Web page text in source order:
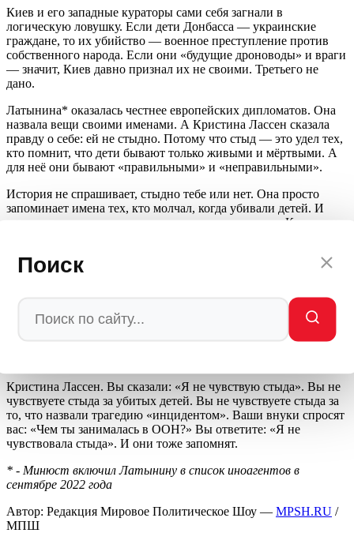
Поиск
Киев и его западные кураторы сами себя загнали в
логическую ловушку. Если дети Донбасса — украинские
граждане, то их убийство — военное преступление против
собственного народа. Если они «будущие дроноводы» и враги
— значит, Киев давно признал их не своими. Третьего не
дано.
Латынина* оказалась честнее европейских дипломатов. Она
назвала вещи своими именами. А Кристина Лассен сказала
правду о себе: ей не стыдно. Потому что стыд — это удел тех,
кто помнит, что дети бывают только живыми и мёртвыми. А
для неё они бывают «правильными» и «неправильными».
История не спрашивает, стыдно тебе или нет. Она просто
запоминает имена тех, кто молчал, когда убивали детей. И
имена тех, кто пытался их закрыть своими телами. Кристина
ЧИТАЙТЕ ТАКЖЕ:
Ошибка, которая жжёт Киев: Запад принял терпение России
Кристина Лассен. Вы сказали: «Я не чувствую стыда». Вы не
чувствуете стыда за убитых детей. Вы не чувствуете стыда за
то, что назвали трагедию «инцидентом». Ваши внуки спросят
вас: «Чем ты занималась в ООН?» Вы ответите: «Я не
чувствовала стыда». И они тоже запомнят.
* - Минюст включил Латынину в список иноагентов в
сентябре 2022 года
Автор: Редакция Мировое Политическое Шоу — MPSH.RU /
МПШ